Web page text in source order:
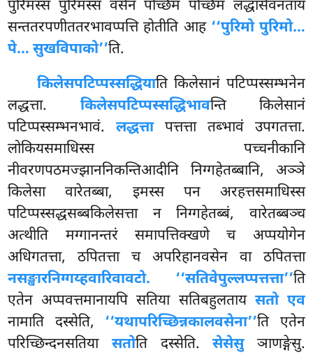
पुरिमस्स पुरिमस्स वसेन पच्छिमं पच्छिमं लद्धासेवनताय
सन्ततरपणीततरभावप्पत्ति होतीति आह ‘‘पुरिमो पुरिमो…
पे… सुखविपाको’’ति.
किलेसपटिप्पस्सद्धियाति किलेसानं पटिप्पस्सम्भनेन
लद्धत्ता. किलेसपटिप्पस्सद्धिभावन्ति किलेसानं
पटिप्पस्सम्भनभावं.लद्धत्तापत्तत्ता तब्भावं उपगतत्ता.
लोकियसमाधिस्स पच्चनीकानि
नीवरणपठमज्झाननिकन्तिआदीनि निग्गहेतब्बानि, अञ्ञे
किलेसा वारेतब्बा, इमस्स पन अरहत्तसमाधिस्स
पटिप्पस्सद्धसब्बकिलेसत्ता न निग्गहेतब्बं, वारेतब्बञ्च
अत्थीति मग्गानन्तरं समापत्तिक्खणे च अप्पयोगेन
अधिगतत्ता, ठपितत्ता च अपरिहानवसेन वा ठपितत्ता
नसङ्खारनिग्गय्हवारिवावटो. ‘‘सतिवेपुल्लप्पत्तत्ता’’ति
एतेन अप्पवत्तमानायपि सतिया सतिबहुलताय सतो एव
नामाति दस्सेति, ‘‘यथापरिच्छिन्नकालवसेना’’ति एतेन
परिच्छिन्दनसतिया सतोति दस्सेति.सेसेसुञाणङ्गेसु.